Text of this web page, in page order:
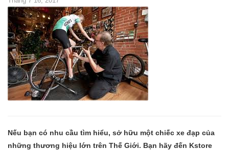
Nếu bạn có nhu cầu tìm hiểu, sở hữu một chiếc xe đạp của
những thương hiệu lớn trên Thế Giới. Bạn hãy đến Kstore